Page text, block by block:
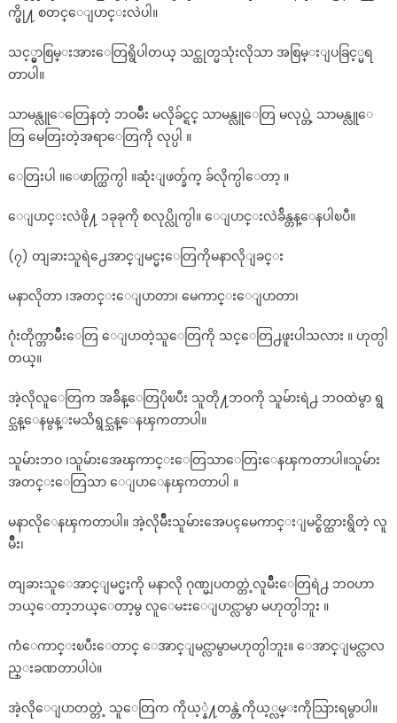
က္ဖို႔ စတင္ေျပာင္းလဲပါ။
သင့္မွာစြမ္းအားေတြရွိပါတယ္ သင္ထုတ္မသုံးလိုသာ အစြမ္းျပခြင့္မရ
တာပါ။
သာမန္လူေတြေနတဲ့ ဘဝမ်ိဳး မလိုခ်င္ရင္ သာမန္လူေတြ မလုပ္တဲ့ သာမန္လူေ
တြ မေတြးတဲ့အရာေတြကို လုပ္ပါ ။
ေတြးပါ ။ေဖာက္ထြက္ပါ ။ဆုံးျဖတ္ခ်က္ ခ်လိုက္ပါေတာ့ ။
ေျပာင္းလဲဖို႔ ၁ခုခုကို စလုပ္လိုက္ပါ။ ေျပာင္းလဲခ်ိန္တန္ေနပါၿပီ။
(၇) တျခားသူရဲ႕ေအာင္ျမင္မႈေတြကိုမနာလိုျခင္း
မနာလိုတာ ၊အတင္းေျပာတာ၊ မေကာင္းေျပာတာ၊
ဂုံးတိုက္တာမ်ိဳးေတြ ေျပာတဲ့သူေတြကို သင္ေတြ႕ဖူးပါသလား ။ ဟုတ္ပါ
တယ္။
အဲ့လိုလူေတြက အခ်ိန္ေတြပိုၿပီး သူတို႔ဘဝကို သူမ်ားရဲ႕ ဘဝထဲမွာ ရွ
င္သန္ေနမွန္းမသိရွင္သန္ေနၾကတာပါ။
သူမ်ားဘဝ ၊သူမ်ားအေၾကာင္းေတြသာေတြးေနၾကတာပါ။သူမ်ား
အတင္းေတြသာ ေျပာေနၾကတာပါ ။
မနာလိုေနၾကတာပါ။ အဲ့လိုမ်ိဳးသူမ်ားအေပၚမေကာင္းျမင္စိတ္ထားရွိတဲ့ လူ
မ်ိဳး၊
တျခားသူေအာင္ျမင္မႈကို မနာလို ဂုဏ္မျပတတ္တဲ့လူမ်ိဳးေတြရဲ႕ ဘဝဟာ
ဘယ္ေတာ့ဘယ္ေတာ့မွ လူေမႊးေျပာင္လာမွာ မဟုတ္ပါဘူး ။
ကံေကာင္းၿပီးေတာင္ ေအာင္ျမင္လာမွာမဟုတ္ပါဘူး။ ေအာင္ျမင္လာလ
ည္းခဏတာပါပဲ။
အဲ့လိုေျပာတတ္တဲ့ သူေတြက ကိုယ့္နဲ႔တန္တဲ့ကိုယ့္လမ္းကိုသြားရမွာပါ။